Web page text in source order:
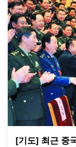
[기도] 최근 중